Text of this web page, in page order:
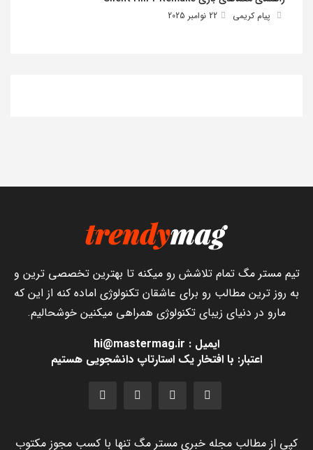
پیام کریمی 22 نوامبر 2025
تیم مستر مگ تمام تلاشش رو میکنه تا بهترین تخصصی ترین و
به روز ترین مطالب رو برای عاشقان تکنولوژی اماده کنه از این که
مارو در دنیای زیبای تکنولوژی همراهی میکنین خوشحالیم.
ایمیل : hi@mastermag.ir
اعتبار: با افتخار یک استارتاپ دانشجویی هستیم
کپی از مطالب مجله خبری مستر مگ تنها با کسب مجوز مکتوب